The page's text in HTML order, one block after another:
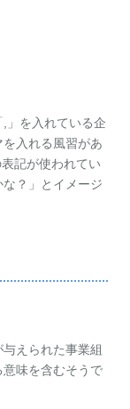
」を入れている企
入れる風習があ
記が使われてい
？」とイメージ
えられた事業組
味を含むそうで